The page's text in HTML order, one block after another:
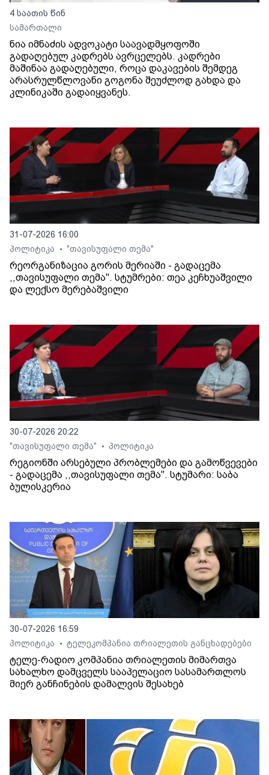
4 საათის წინ
სამართალი
ნია იმნაძის ადვოკატი საავადმყოფოში
გადაღებულ კადრებს ავრცელებს. კადრები
მაშინაა გადაღებული, როცა დაკავების შემდეგ
არასრულწლოვანი გოგონა შეუძლოდ გახდა და
კლინიკაში გადაიყვანეს.
31-07-2026 16:00
პოლიტიკა
• "თავისუფალი თემა"
რეორგანიზაცია გორის მერიაში - გადაცემა
,,თავისუფალი თემა". სტუმრები: თეა კეჩხუაშვილი
და ლექსო მერებაშვილი
30-07-2026 20:22
"თავისუფალი თემა"
• პოლიტიკა
რეგიონში არსებული პრობლემები და გამოწვევები
- გადაცემა ,,თავისუფალი თემა". სტუმარი: საბა
ბულისკერია
30-07-2026 16:59
პოლიტიკა
• ტელეკომპანია თრიალეთის განცხადებები
ტელე-რადიო კომპანია თრიალეთის მიმართვა
სახალხო დამცველს სააპელაციო სასამართლოს
მიერ განჩინების დამალვის შესახებ